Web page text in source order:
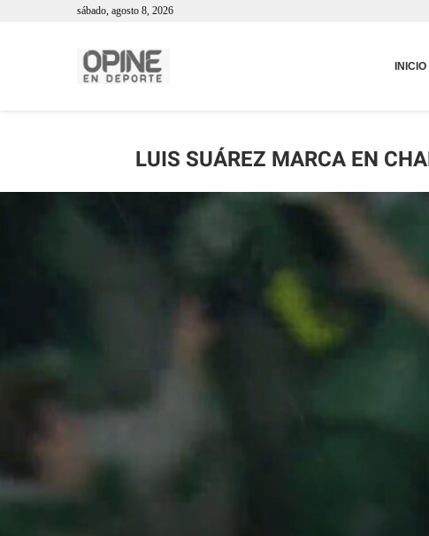
sábado, agosto 8, 2026
INICIO
LUIS SUÁREZ MARCA EN